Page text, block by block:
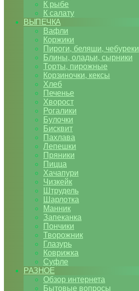
К рыбе
К салату
ВЫПЕЧКА
Вафли
Коржики
Пироги, беляши, чебуреки
Блины, оладьи, сырники
Торты, пирожные
Корзиночки, кексы
Хлеб
Печенье
Хворост
Рогалики
Булочки
Бисквит
Пахлава
Лепешки
Пряники
Пицца
Хачапури
Чизкейк
Штрудель
Шарлотка
Манник
Запеканка
Пончики
Творожник
Глазурь
Коврижка
Суфле
РАЗНОЕ
Обзор интернета
Бытовые вопросы